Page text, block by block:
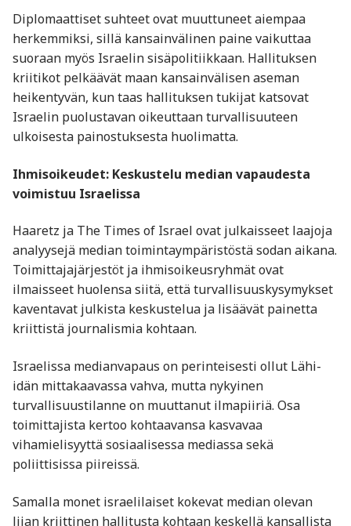
Diplomaattiset suhteet ovat muuttuneet aiempaa
herkemmiksi, sillä kansainvälinen paine vaikuttaa
suoraan myös Israelin sisäpolitiikkaan. Hallituksen
kriitikot pelkäävät maan kansainvälisen aseman
heikentyvän, kun taas hallituksen tukijat katsovat
Israelin puolustavan oikeuttaan turvallisuuteen
ulkoisesta painostuksesta huolimatta.
Ihmisoikeudet: Keskustelu median vapaudesta
voimistuu Israelissa
Haaretz ja The Times of Israel ovat julkaisseet laajoja
analyysejä median toimintaympäristöstä sodan aikana.
Toimittajajärjestöt ja ihmisoikeusryhmät ovat
ilmaisseet huolensa siitä, että turvallisuuskysymykset
kaventavat julkista keskustelua ja lisäävät painetta
kriittistä journalismia kohtaan.
Israelissa medianvapaus on perinteisesti ollut Lähi-
idän mittakaavassa vahva, mutta nykyinen
turvallisuustilanne on muuttanut ilmapiiriä. Osa
toimittajista kertoo kohtaavansa kasvavaa
vihamielisyyttä sosiaalisessa mediassa sekä
poliittisissa piireissä.
Samalla monet israelilaiset kokevat median olevan
liian kriittinen hallitusta kohtaan keskellä kansallista